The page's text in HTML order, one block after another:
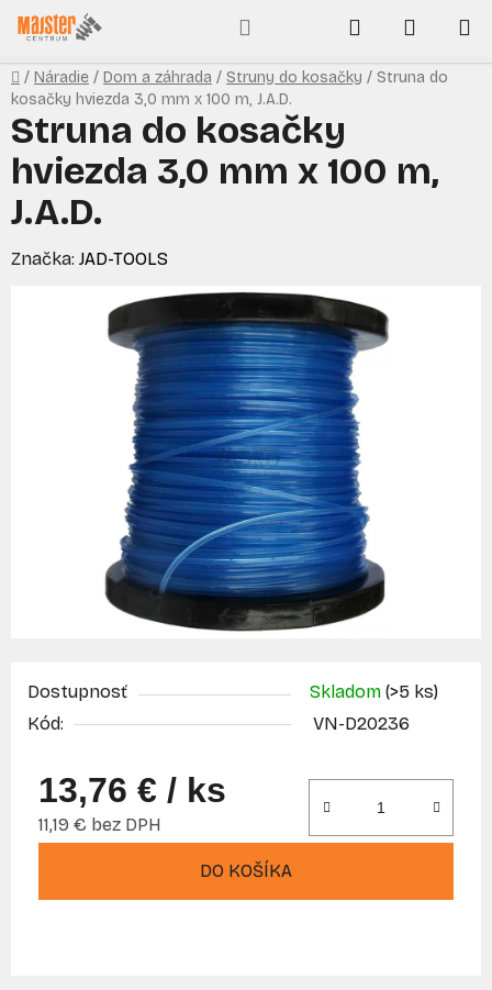
Prejsť
na
obsah
Hľadať
KOŠÍK
Domov
/ Náradie / Dom a záhrada / Struny do kosačky / Struna do
kosačky hviezda 3,0 mm x 100 m, J.A.D.
Dostupnosť Skladom (>5 ks)
Kód:
VN-D20236
13,76 € / ks
11,19 € bez DPH
DO KOŠÍKA
Struna do kosačky
hviezda 3,0 mm x 100 m,
J.A.D.
Značka: JAD-TOOLS